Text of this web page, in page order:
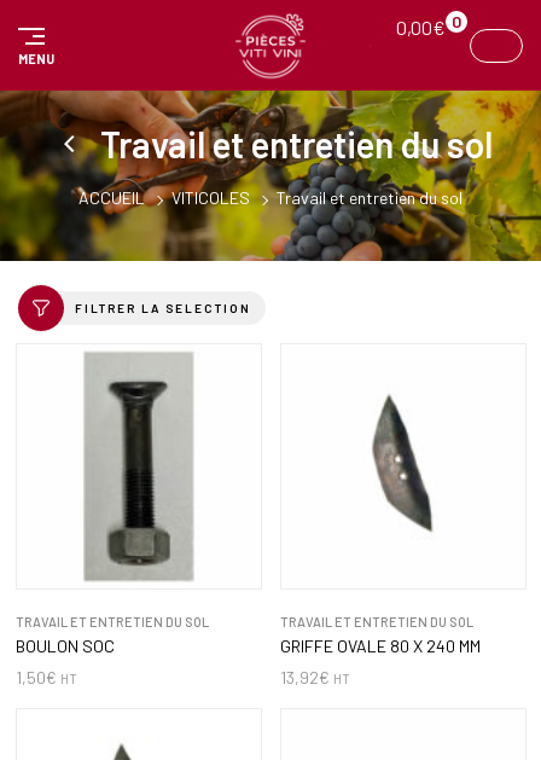
MENU
0,00€ 0
Travail et entretien du sol
ACCUEIL VITICOLES Travail et entretien du sol
FILTRER LA SELECTION
TRAVAIL ET ENTRETIEN DU SOL
BOULON SOC
1,50€ HT
TRAVAIL ET ENTRETIEN DU SOL
GRIFFE OVALE 80 X 240 MM
13,92€ HT
Panneau de gestion des cookies